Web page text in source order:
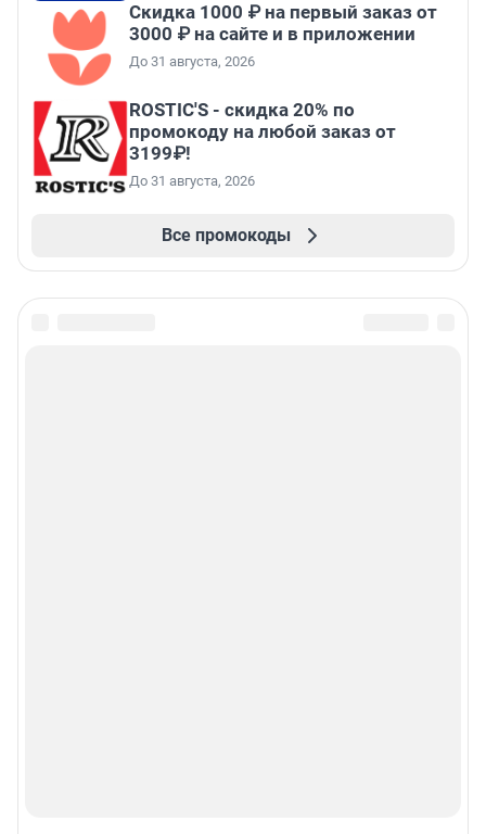
Скидка 1000 ₽ на первый заказ от
3000 ₽ на сайте и в приложении
До 31 августа, 2026
ROSTIC'S - скидка 20% по
промокоду на любой заказ от
3199₽!
До 31 августа, 2026
Все промокоды